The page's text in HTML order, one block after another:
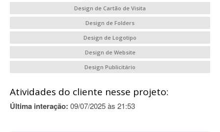
Design de Cartão de Visita
Design de Folders
Design de Logotipo
Design de Website
Design Publicitário
Atividades do cliente nesse projeto:
Última interação: 09/07/2025 às 21:53